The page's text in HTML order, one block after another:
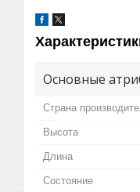
Основные
Страна
Высота
Длина
Состояние